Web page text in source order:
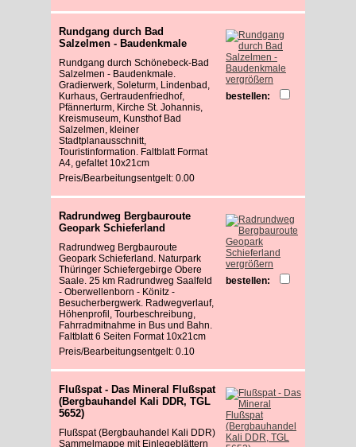
Rundgang durch Bad
Salzelmen - Baudenkmale
Rundgang durch Schönebeck-Bad
Salzelmen - Baudenkmale.
Gradierwerk, Soleturm, Lindenbad,
Kurhaus, Gertraudenfriedhof,
Pfännerturm, Kirche St. Johannis,
Kreismuseum, Kunsthof Bad
Salzelmen, kleiner
Stadtplanausschnitt,
Touristinformation. Faltblatt Format
A4, gefaltet 10x21cm
Preis/Bearbeitungsentgelt: 0.00
vergrößern
bestellen:
Radrundweg Bergbauroute
Geopark Schieferland
Radrundweg Bergbauroute
Geopark Schieferland. Naturpark
Thüringer Schiefergebirge Obere
Saale. 25 km Radrundweg Saalfeld
- Oberwellenborn - Könitz -
Besucherbergwerk. Radwegverlauf,
Höhenprofil, Tourbeschreibung,
Fahrradmitnahme in Bus und Bahn.
Faltblatt 6 Seiten Format 10x21cm
Preis/Bearbeitungsentgelt: 0.10
vergrößern
bestellen:
Flußspat - Das Mineral Flußspat
(Bergbauhandel Kali DDR, TGL
5652)
Flußspat (Bergbauhandel Kali DDR)
Sammelmappe mit Einlegeblättern